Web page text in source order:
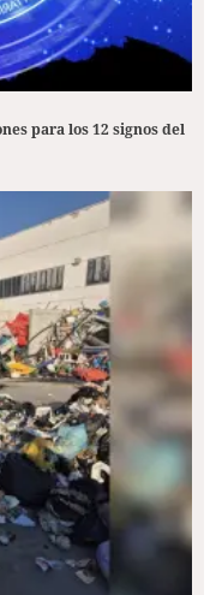
para los 12 signos del